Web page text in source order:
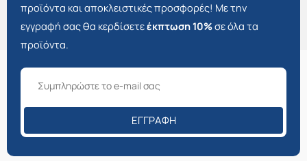
προϊόντα και αποκλειστικές προσφορές! Με την
εγγραφή σας θα κερδίσετεέκπτωση 10%σε όλα τα
προϊόντα.
ΕΓΓΡΑΦΉ